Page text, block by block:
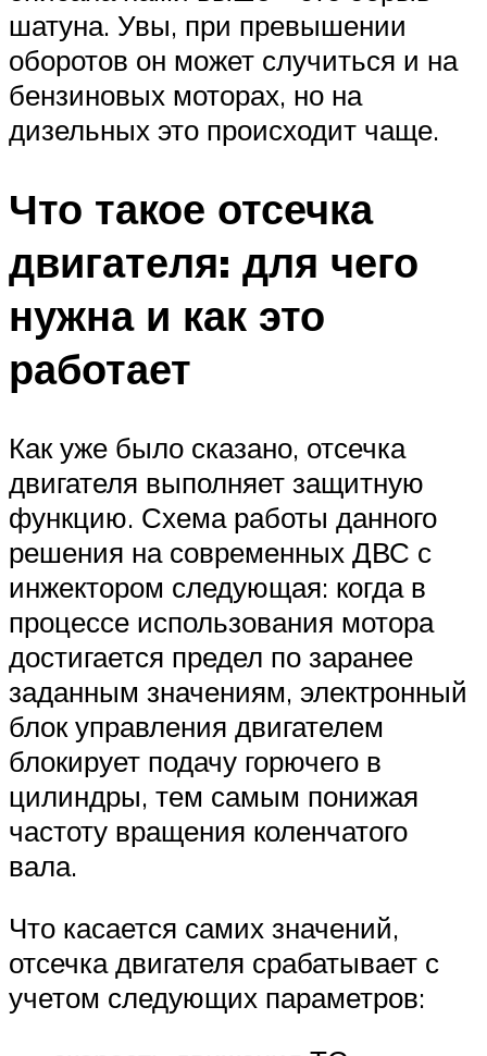
шатуна. Увы, при превышении
оборотов он может случиться и на
бензиновых моторах, но на
дизельных это происходит чаще.
Что такое отсечка
двигателя: для чего
нужна и как это
работает
Как уже было сказано, отсечка
двигателя выполняет защитную
функцию. Схема работы данного
решения на современных ДВС с
инжектором следующая: когда в
процессе использования мотора
достигается предел по заранее
заданным значениям, электронный
блок управления двигателем
блокирует подачу горючего в
цилиндры, тем самым понижая
частоту вращения коленчатого
вала.
Что касается самих значений,
отсечка двигателя срабатывает с
учетом следующих параметров: